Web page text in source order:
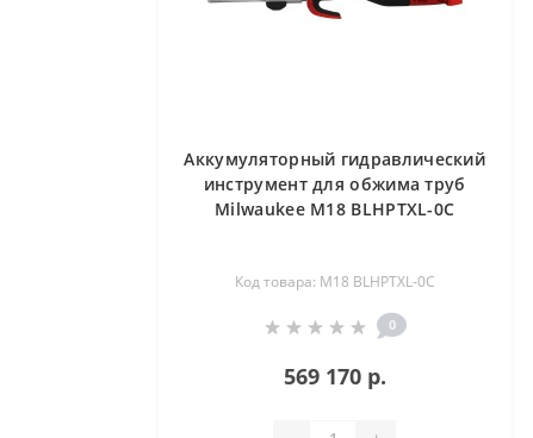
Аккумуляторный гидравлический
инструмент для обжима труб
Milwaukee M18 BLHPTXL-0C
Код товара: M18 BLHPTXL-0C
0
569 170 р.